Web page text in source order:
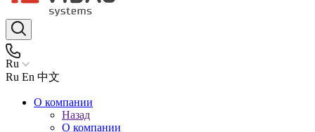
Ru
Ru En 中文
О компании
Назад
О компании